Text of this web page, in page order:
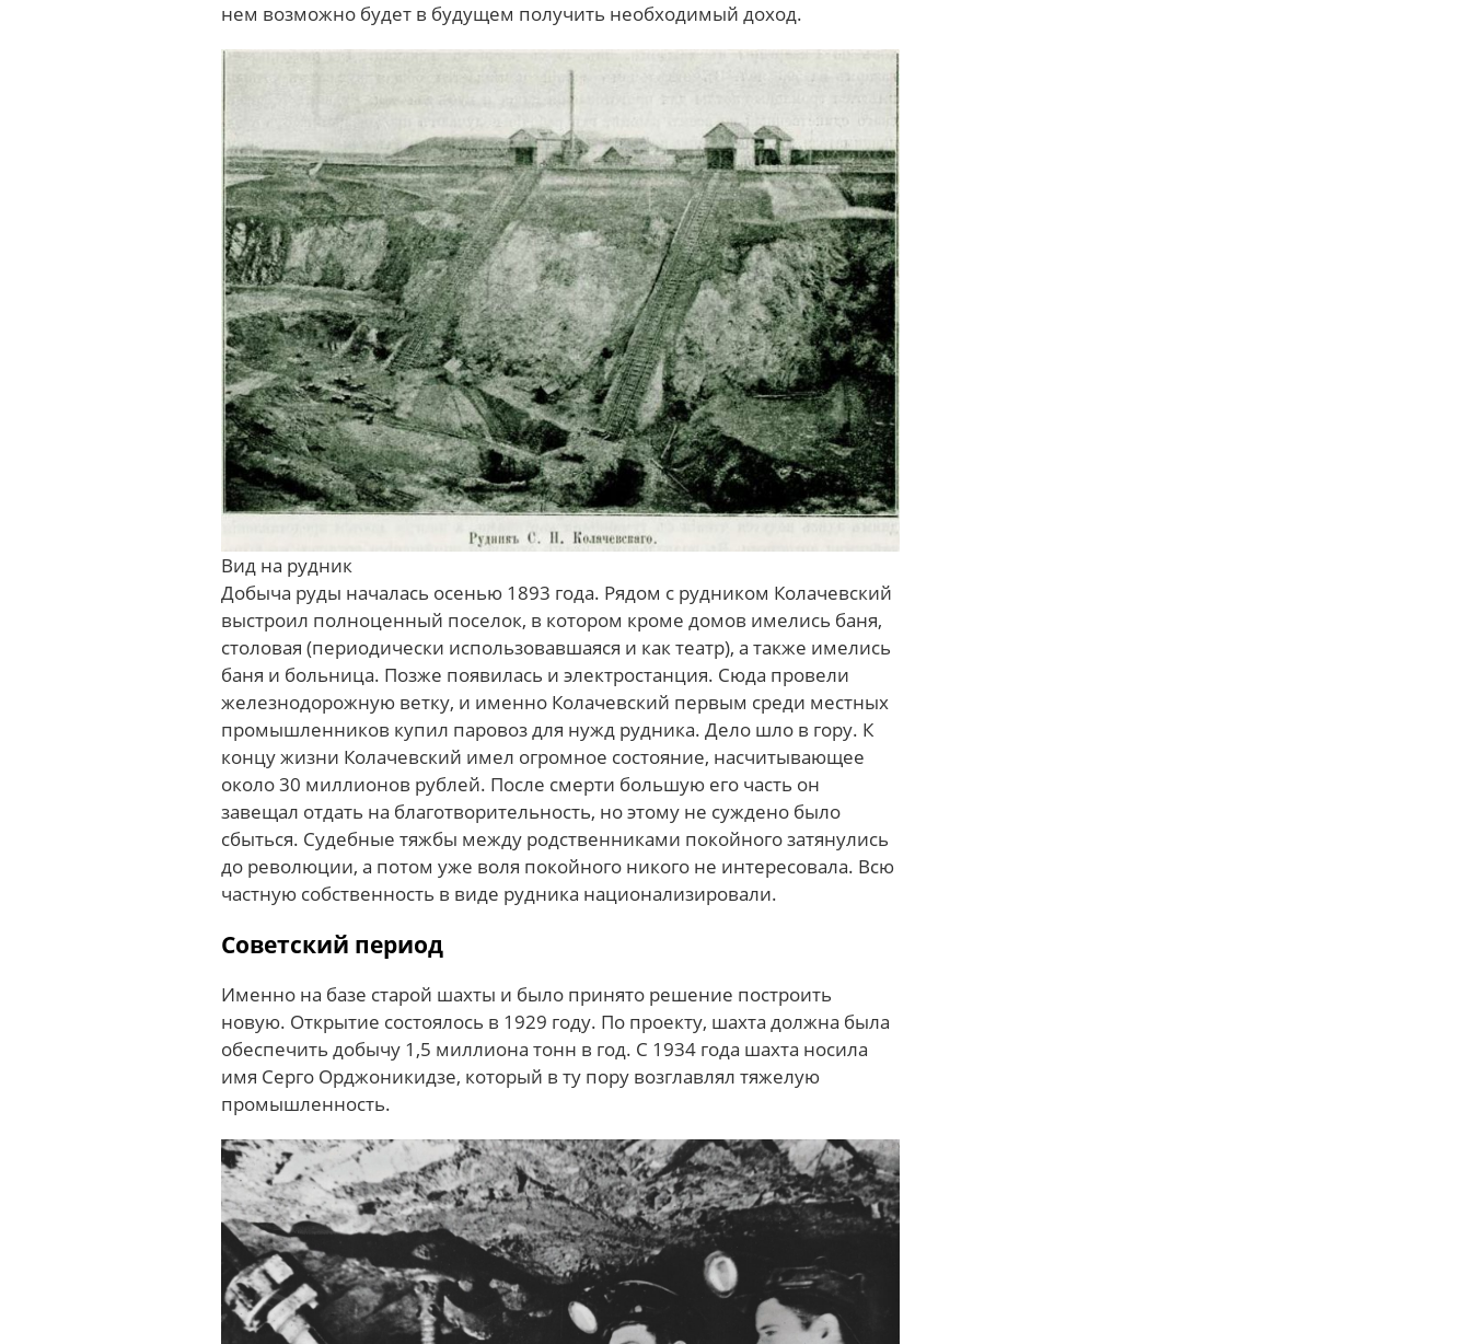
нем возможно будет в будущем получить необходимый доход.
Вид на рудник
Добыча руды началась осенью 1893 года. Рядом с рудником Колачевский
выстроил полноценный поселок, в котором кроме домов имелись баня,
столовая (периодически использовавшаяся и как театр), а также имелись
баня и больница. Позже появилась и электростанция. Сюда провели
железнодорожную ветку, и именно Колачевский первым среди местных
промышленников купил паровоз для нужд рудника. Дело шло в гору. К
концу жизни Колачевский имел огромное состояние, насчитывающее
около 30 миллионов рублей. После смерти большую его часть он
завещал отдать на благотворительность, но этому не суждено было
сбыться. Судебные тяжбы между родственниками покойного затянулись
до революции, а потом уже воля покойного никого не интересовала. Всю
частную собственность в виде рудника национализировали.
Советский период
Именно на базе старой шахты и было принято решение построить
новую. Открытие состоялось в 1929 году. По проекту, шахта должна была
обеспечить добычу 1,5 миллиона тонн в год. С 1934 года шахта носила
имя Серго Орджоникидзе, который в ту пору возглавлял тяжелую
промышленность.